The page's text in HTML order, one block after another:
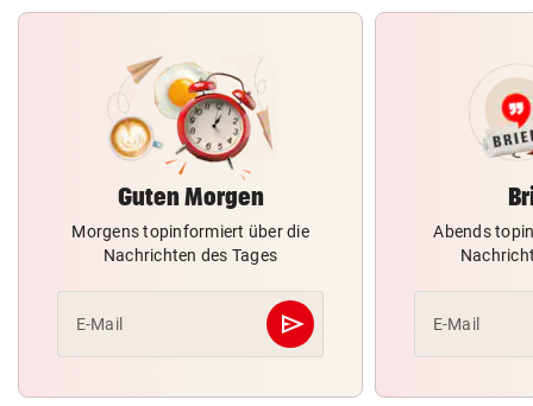
Guten Morgen
Morgens topinformiert über die
Nachrichten des Tages
E-Mail send
Abschicken
Abends
E-Mail